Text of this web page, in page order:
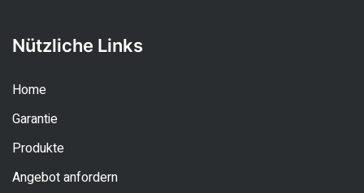
Nützliche Links
Home
Garantie
Produkte
Angebot anfordern